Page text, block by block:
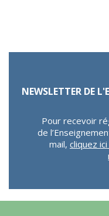
NEWSLETTER DE
Pour recevoir
de
mail, cliquez